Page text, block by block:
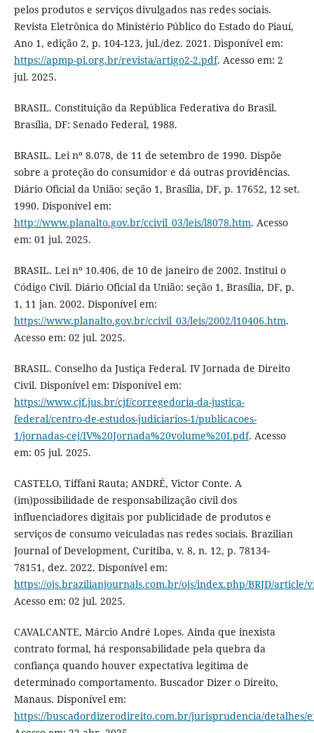
pelos produtos e serviços divulgados nas redes sociais.
Revista Eletrônica do Ministério Público do Estado do Piauí,
Ano 1, edição 2, p. 104-123, jul./dez. 2021. Disponível em:
https://apmp-pi.org.br/revista/artigo2-2.pdf. Acesso em: 2
jul. 2025.
BRASIL. Constituição da República Federativa do Brasil.
Brasília, DF: Senado Federal, 1988.
BRASIL. Lei nº 8.078, de 11 de setembro de 1990. Dispõe
sobre a proteção do consumidor e dá outras providências.
Diário Oficial da União: seção 1, Brasília, DF, p. 17652, 12 set.
1990. Disponível em:
http://www.planalto.gov.br/ccivil_03/leis/l8078.htm. Acesso
em: 01 jul. 2025.
BRASIL. Lei nº 10.406, de 10 de janeiro de 2002. Institui o
Código Civil. Diário Oficial da União: seção 1, Brasília, DF, p.
1, 11 jan. 2002. Disponível em:
https://www.planalto.gov.br/ccivil_03/leis/2002/l10406.htm.
Acesso em: 02 jul. 2025.
BRASIL. Conselho da Justiça Federal. IV Jornada de Direito
Civil. Disponível em: Disponível em:
https://www.cjf.jus.br/cjf/corregedoria-da-justica-
federal/centro-de-estudos-judiciarios-1/publicacoes-
1/jornadas-cej/IV%20Jornada%20volume%20I.pdf. Acesso
em: 05 jul. 2025.
CASTELO, Tiffani Rauta; ANDRÉ, Victor Conte. A
(im)possibilidade de responsabilização civil dos
influenciadores digitais por publicidade de produtos e
serviços de consumo veiculadas nas redes sociais. Brazilian
Journal of Development, Curitiba, v. 8, n. 12, p. 78134-
78151, dez. 2022. Disponível em:
https://ojs.brazilianjournals.com.br/ojs/index.php/BRJD/article/
Acesso em: 02 jul. 2025.
CAVALCANTE, Márcio André Lopes. Ainda que inexista
contrato formal, há responsabilidade pela quebra da
confiança quando houver expectativa legítima de
determinado comportamento. Buscador Dizer o Direito,
Manaus. Disponível em:
https://buscadordizerodireito.com.br/jurisprudencia/detalhes/